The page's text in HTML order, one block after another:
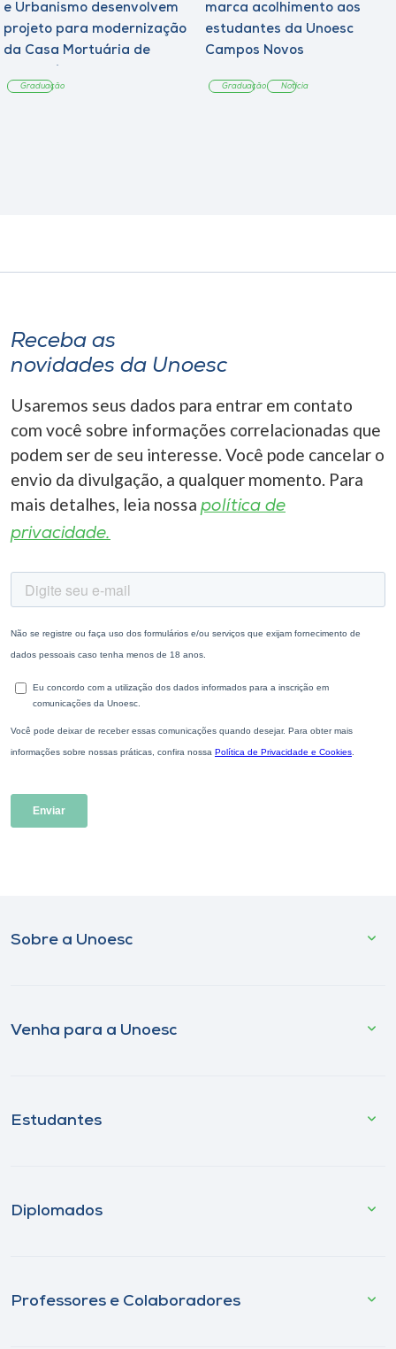
e Urbanismo desenvolvem
projeto para modernização
da Casa Mortuária de
Graduação
marca acolhimento aos
estudantes da Unoesc
Campos Novos
Graduação Notícia
Receba as
novidades da Unoesc
Usaremos seus dados para entrar em contato
com você sobre informações correlacionadas que
podem ser de seu interesse. Você pode cancelar o
envio da divulgação, a qualquer momento. Para
mais detalhes, leia nossa política de
privacidade.
Sobre a Unoesc
Venha para a Unoesc
Estudantes
Diplomados
Professores e Colaboradores